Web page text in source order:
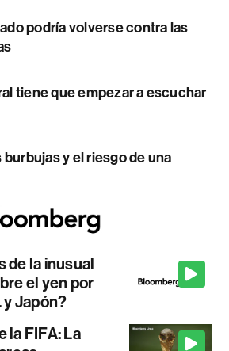
podría volverse contra las
tiene que empezar a escuchar
y el riesgo de una
de la inusual
el yen por
y Japón?
la FIFA: La